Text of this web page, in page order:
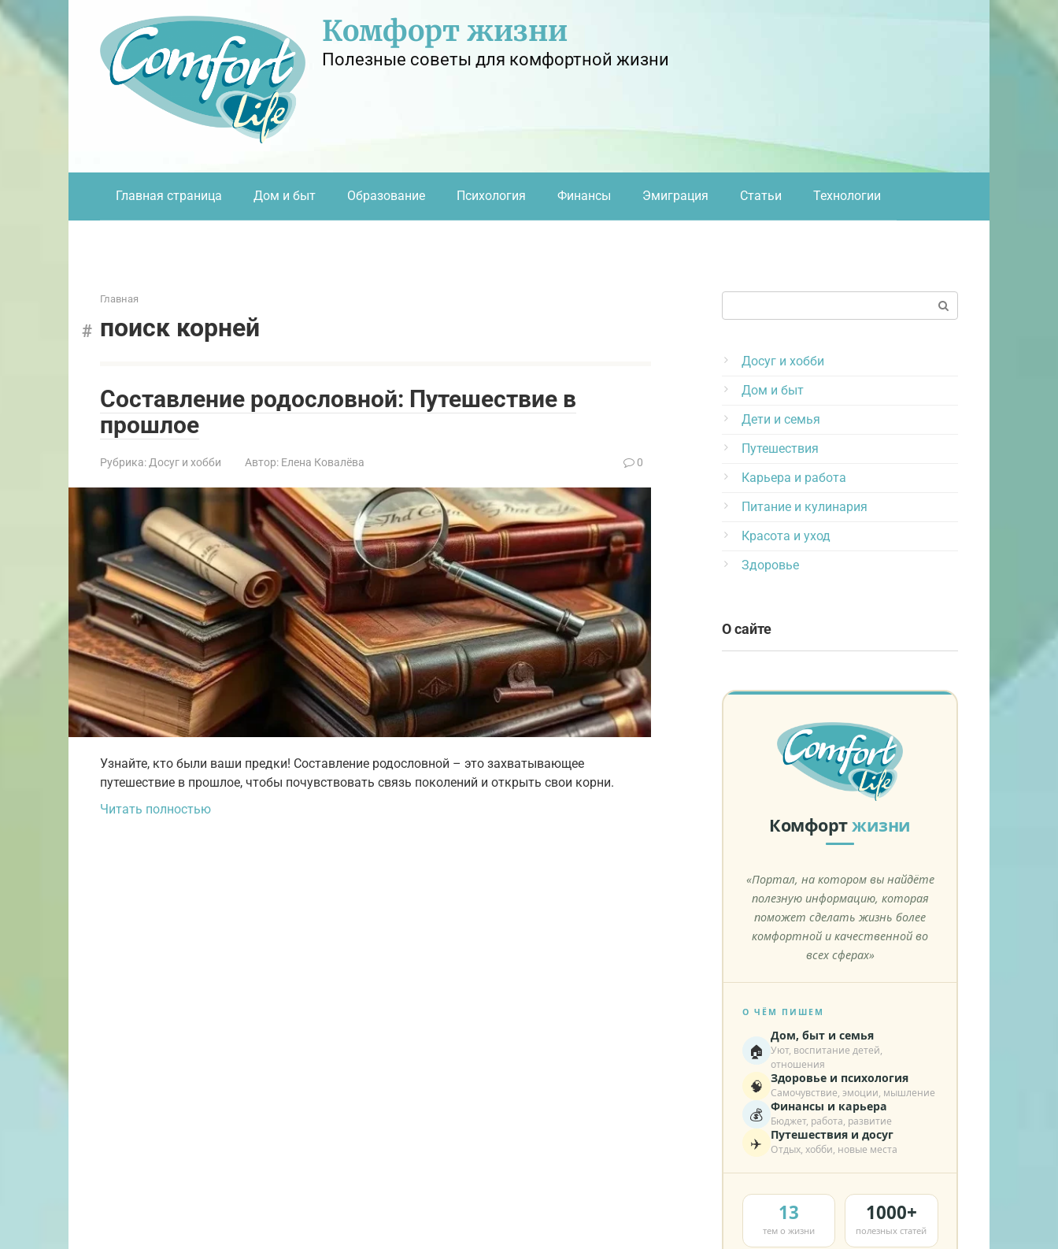
Перейти
контенту
Комфорт жизни
Полезные советы для комфортной жизни
Главная страница Дом и быт Образование Психология Финансы Эмиграция Статьи Технологии
Главная
поиск корней
Составление родословной: Путешествие в
прошлое
Рубрика: Досуг и хобби Автор: Елена Ковалёва 0
Узнайте, кто были ваши предки! Составление родословной – это захватывающее
путешествие в прошлое, чтобы почувствовать связь поколений и открыть свои корни.
Читать полностью
Досуг и хобби
Дом и быт
Дети и семья
Путешествия
Карьера и работа
Питание и кулинария
Красота и уход
Здоровье
О сайте
Комфортжизни
«Портал, на котором вы найдёте
полезную информацию, которая
поможет сделать жизнь более
комфортной и качественной во
всех сферах»
О ЧЁМ ПИШЕМ
🏠
Дом, быт и семья
Уют, воспитание детей,
отношения
🧠 Здоровье и психология
Самочувствие, эмоции, мышление
💰 Финансы и карьера
Бюджет, работа, развитие
✈️ Путешествия и досуг
Отдых, хобби, новые места
13
тем о жизни
1000+
полезных статей